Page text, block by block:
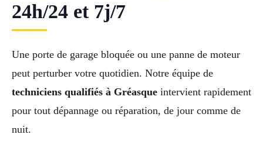
24h/24 et 7j/7
Une porte de garage bloquée ou une panne de moteur
peut perturber votre quotidien. Notre équipe de
techniciens qualifiés à Gréasque intervient rapidement
pour tout dépannage ou réparation, de jour comme de
nuit.